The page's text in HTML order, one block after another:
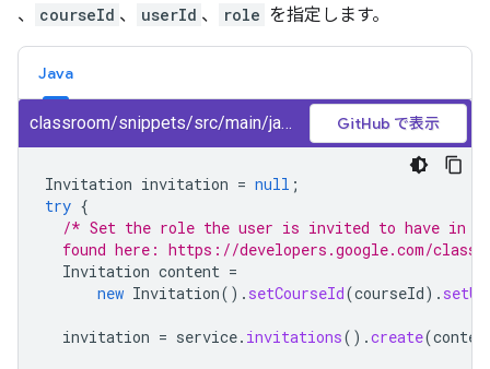
、
courseId 、 userId 、 role を指定します。
Java
classroom/snippets/src/main/java/CreateInvitation.java GitHub で表示
Invitation invitation = null ;
try {
/* Set the role the user is invited to have in
found here: https://developers.google.com/
Invitation content =
new Invitation(). setCourseId(courseId).
invitation = service. invitations().create(